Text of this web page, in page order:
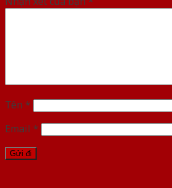
Tên *
Email *